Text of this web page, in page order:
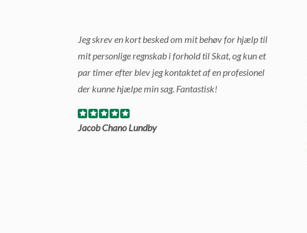
Jeg skrev en kort besked om mit behøv for hjælp til
mit personlige regnskab i forhold til Skat, og kun et
par timer efter blev jeg kontaktet af en profesionel
der kunne hjælpe min sag. Fantastisk!
Jacob Chano Lundby